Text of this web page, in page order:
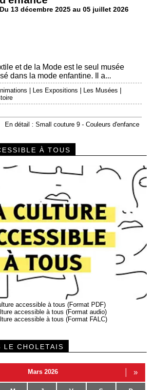
Du 13 décembre 2025 au 05 juillet 2026
et de la Mode est le seul musée
dans la mode enfantine. Il a...
Les Expositions Les Musées
En détail : Small couture 9 - Couleurs d'enfance
À TOUS
accessible à tous (Format PDF)
accessible à tous (Format audio)
accessible à tous (Format FALC)
LE CHOLETAIS
Mars 2026 »